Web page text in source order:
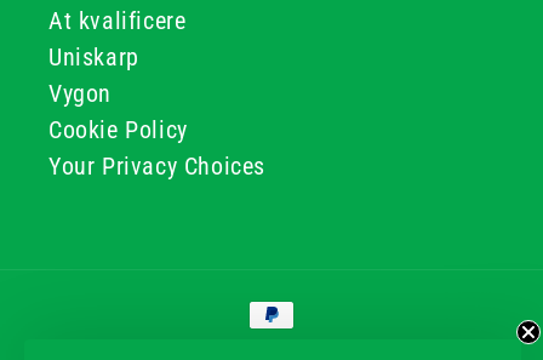
At kvalificere
Uniskarp
Vygon
Cookie Policy
Your Privacy Choices
Betalingsmetoder